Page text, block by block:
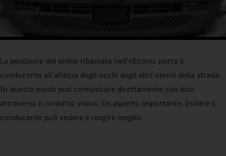
La posizione del sedile ribassata nell'eEconic porta il
conducente all'altezza degli occhi degli altri utenti della strada.
In questo modo può comunicare direttamente con loro
attraverso il contatto visivo. Un aspetto importante. Inoltre il
conducente può vedere e reagire meglio.